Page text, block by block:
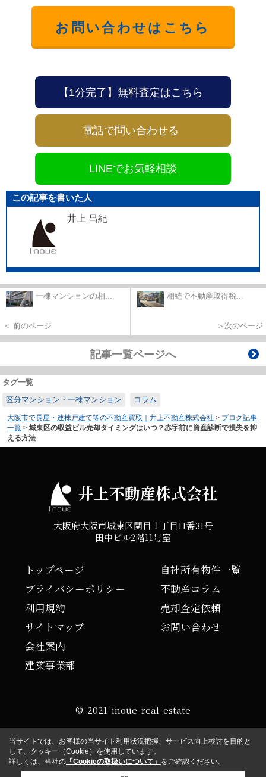
お問い合わせはこちら
【1分完了】無料査定はこちら
電話で問い合わせる
LINEでお気軽相談
この記事を書いた人
井上 昌紀
一棟マンションの相...
＜ 前のページ
相続で不動産取得税...
＞次のページ
記事一覧ページへ
タグ一覧
区分マンション・一棟マンション
コラム
大阪市で長屋・連棟戸建て等の不動産買取｜井上不動産株式会社 > ブログ記事
一覧 > 城東区の収益ビル売却タイミングはいつ？赤字前に資産診断で損失を抑
える方法
井上不動産株式会社
大阪府大阪市城東区関目１丁目11番31号
田中ビル2階11号室
トップページ
プライバシーポリシー
利用規約
サイトマップ
会社案内
建築事業部
自社所有物件一覧
不動産コラム
売却査定依頼
お問い合わせ
© 2021 inoue real estate
当サイトでは、お客様の当サイト利用状況把握、サービス向上検討を目的と
して、クッキー（Cookie）を使用しています。
詳しくは、当社の 「Cookieの取扱いについて」 をご確認ください。